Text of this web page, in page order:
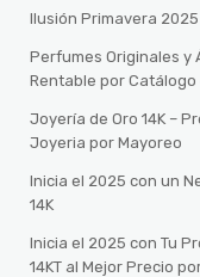
Ilusión Primavera 2025
Perfumes Originales y
Rentable por Catálogo
Joyería de Oro 14K –
Joyeria por Mayoreo
Inicia el 2025 con un
14K
Inicia el 2025 con Tu
14KT al Mejor Precio